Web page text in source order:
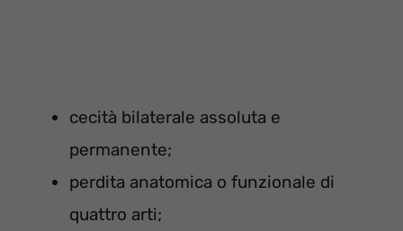
cecità bilaterale assoluta e
permanente;
perdita anatomica o funzionale di
quattro arti;